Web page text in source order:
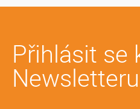
Přihlásit se
Newsletteru